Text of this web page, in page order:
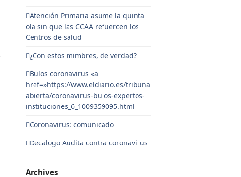
Atención Primaria asume la quinta
ola sin que las CCAA refuercen los
Centros de salud
¿Con estos mimbres, de verdad?
Bulos coronavirus «a
href=»https://www.eldiario.es/tribuna
abierta/coronavirus-bulos-expertos-
instituciones_6_1009359095.html
Coronavirus: comunicado
Decalogo Audita contra coronavirus
Archives